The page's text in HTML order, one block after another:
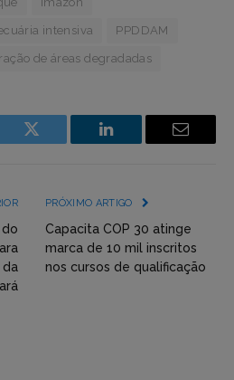
intensiva PPDDAM
de áreas degradadas
Incorpore
(YouTube,
Twitter,
LinkedIn Email
da
PRÓXIMO ARTIGO
Capacita COP 30 atinge
marca de 10 mil inscritos
nos cursos de qualificação